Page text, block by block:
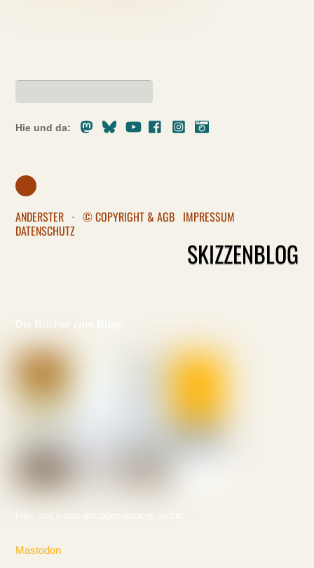
Hie und da:
MastodonBlueskyYoutubeFacebookInstagram
ANDERSTER · © COPYRIGHT & AGB IMPRESSUM
DATENSCHUTZ
SKIZZENBLOG
Die Bücher zum Blog:
Hier gibt's das ein oder andere mehr:
Mastodon